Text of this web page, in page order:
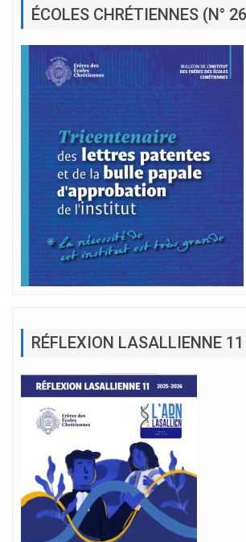
ÉCOLES CHRÉTIENNES (N°
RÉFLEXION LASALLIENNE 11